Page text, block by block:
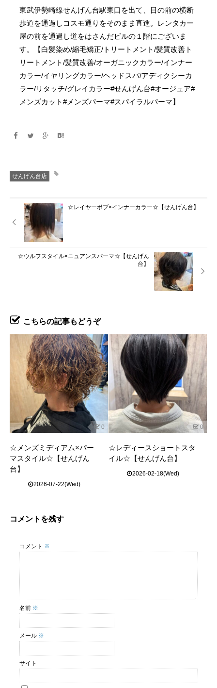
東武伊勢崎線せんげん台駅東口を出て、目の前の横断
歩道を通過しコスモ通りをそのまま直進。レンタカー
屋の前を通過し道をはさんだビルの１階にございま
す。【白髪染め/縮毛矯正/トリートメント/髪質改善ト
リートメント/髪質改善/オーガニックカラー/インナー
カラー/イヤリングカラー/ヘッドスパ/アディクシーカ
ラー/リタッチ/グレイカラー#せんげん台#オージュア#
メンズカット#メンズパーマ#スパイラルパーマ】
せんげん台店
☆レイヤーボブ×インナーカラー☆【せんげん台】
☆ウルフスタイル×ニュアンスパーマ☆【せんげん
台】
こちらの記事もどうぞ
0
☆メンズミディアム×パー
マスタイル☆【せんげん
台】
2026-07-22(Wed)
0
☆レディースショートスタ
イル☆【せんげん台】
2026-02-18(Wed)
コメントを残す
コメント ※
名前 ※
メール ※
サイト